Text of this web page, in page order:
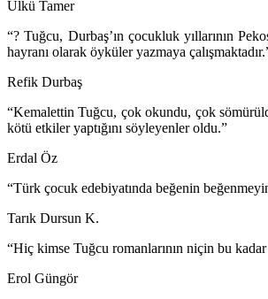
Ülkü Tamer
“? Tuğcu, Durbaş’ın çocukluk yıllarının
hayranı olarak öyküler yazmaya
Refik Durbaş
“Kemalettin Tuğcu, çok okundu, çok
kötü etkiler yaptığını söyleyenler oldu.”
Erdal Öz
“Türk çocuk edebiyatında beğenin
Tarık Dursun K.
“Hiç kimse Tuğcu romanlarının niçin bu
Erol Güngör